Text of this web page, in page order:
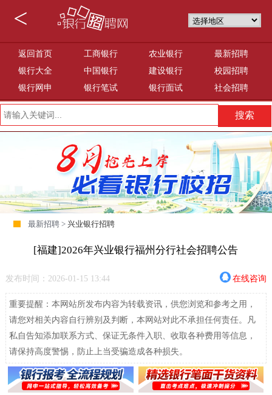
<
返回首页 工商银行 农业银行
最新招聘
银行大全
中国银行 建设银行
校园招聘
银行网申
银行笔试 银行面试 社会招聘
最新招聘 > 兴业银行招聘
[福建]2026年兴业银行福州分行社会招聘公告
发布时间：2026-01-15 13:44 在线咨询
重要提醒：本网站所发布内容为转载资讯，供您浏览和参考之用，
请您对相关内容自行辨别及判断，本网站对此不承担任何责任。凡
私自告知添加联系方式、保证无条件入职、收取各种费用等信息，
请保持高度警惕，防止上当受骗造成各种损失。